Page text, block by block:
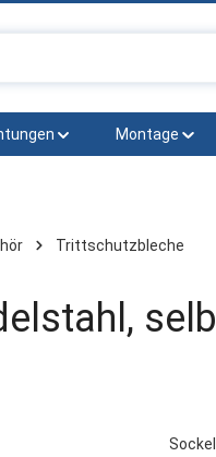
Montage
Trittschutzbleche